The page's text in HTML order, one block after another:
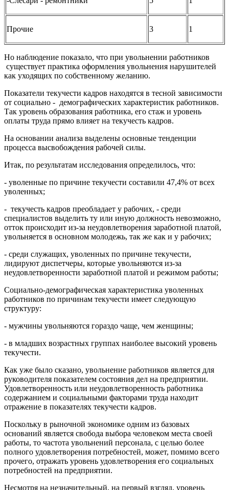
Прочие 3 1
Но наблюдение показало, что при увольнении работников
существует практика оформления увольнения нарушителей
как уходящих по собственному желанию.
Показатели текучести кадров находятся в тесной зависимости
от социально - демографических характеристик работников.
Так уровень образования работника, его стаж и уровень
оплаты труда прямо влияет на текучесть кадров.
На основании анализа выделены основные тенденции
процесса высвобождения рабочей силы.
Итак, по результатам исследования определилось, что:
- уволенные по причине текучести составили 47,4% от всех
уволенных;
- текучесть кадров преобладает у рабочих, - среди
специалистов выделить ту или иную должность невозможно,
отток происходит из-за неудовлетворения заработной платой,
увольняется в основном молодежь, так же как и у рабочих;
- среди служащих, уволенных по причине текучести,
лидируют диспетчеры, которые увольняются из-за
неудовлетворенности заработной платой и режимом работы;
Социально-демографическая характеристика уволенных
работников по причинам текучести имеет следующую
структуру:
- мужчины увольняются гораздо чаще, чем женщины;
- в младших возрастных группах наиболее высокий уровень
текучести.
Как уже было сказано, увольнение работников является для
руководителя показателем состояния дел на предприятии.
Удовлетворенность или неудовлетворенность работника
содержанием и социальными факторами труда находит
отражение в показателях текучести кадров.
Поскольку в рыночной экономике одним из базовых
оснований является свобода выбора человеком места своей
работы, то частота увольнений персонала, с целью более
полного удовлетворения потребностей, может, помимо всего
прочего, отражать уровень удовлетворения его социальных
потребностей на предприятии.
Несмотря на незначительный, на первый взгляд, уровень